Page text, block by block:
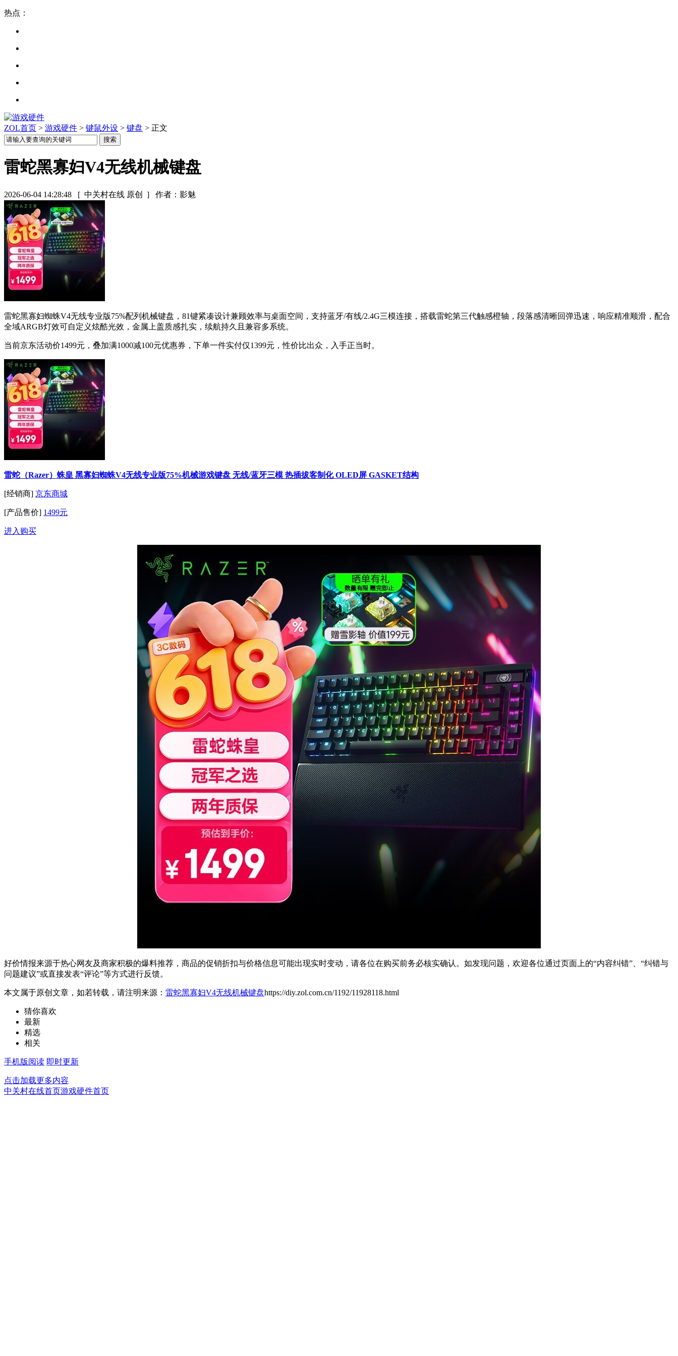
热点：
ZOL首页 > 游戏硬件 > 键鼠外设 > 键盘 > 正文
雷蛇黑寡妇V4无线机械键盘
2026-06-04 14:28:48 [ 中关村在线 原创 ] 作者：影魅
雷蛇黑寡妇蜘蛛V4无线专业版75%配列机械键盘，81键紧凑设计兼顾效率与桌面空间，支持蓝牙/有线/2.4G三模连接，搭载雷蛇第三代触感橙轴，段落感清晰回弹迅速，响应精准顺滑，配合
全域ARGB灯效可自定义炫酷光效，金属上盖质感扎实，续航持久且兼容多系统。
当前京东活动价1499元，叠加满1000减100元优惠券，下单一件实付仅1399元，性价比出众，入手正当时。
雷蛇（Razer）蛛皇 黑寡妇蜘蛛V4无线专业版75%机械游戏键盘 无线/蓝牙三模 热插拔客制化 OLED屏 GASKET结构
[经销商] 京东商城
[产品售价] 1499元
进入购买
好价情报来源于热心网友及商家积极的爆料推荐，商品的促销折扣与价格信息可能出现实时变动，请各位在购买前务必核实确认。如发现问题，欢迎各位通过页面上的“内容纠错”、“纠错与
问题建议”或直接发表“评论”等方式进行反馈。
本文属于原创文章，如若转载，请注明来源： 雷蛇黑寡妇V4无线机械键盘https://diy.zol.com.cn/1192/11928118.html
猜你喜欢
最新
精选
相关
手机版阅读 即时更新
点击加载更多内容
中关村在线首页游戏硬件首页